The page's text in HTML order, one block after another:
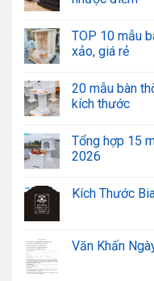
TOP 10 mẫu
xảo, giá rẻ
20 mẫu bàn
kích thước
Tổng hợp 15
2026
Kích Thước
Văn Khấn